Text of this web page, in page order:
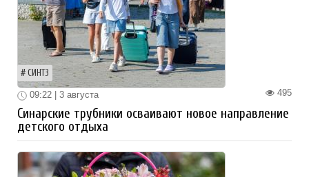
СИНТЗ
495
09:22 | 3 августа
Синарские трубники осваивают новое направление
детского отдыха